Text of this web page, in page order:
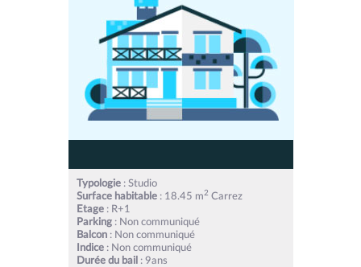
Typologie: Studio
Surface habitable : 18.45 m2Carrez
Etage: R+1
Parking: Non communiqué
Balcon: Non communiqué
Indice: Non communiqué
Durée du bail : 9ans